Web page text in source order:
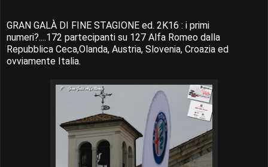
GRAN GALÀ DI FINE STAGIONE ed. 2K16 : i primi
numeri?....172 partecipanti su 127 Alfa Romeo dalla
Repubblica Ceca,Olanda, Austria, Slovenia, Croazia ed
ovviamente Italia.